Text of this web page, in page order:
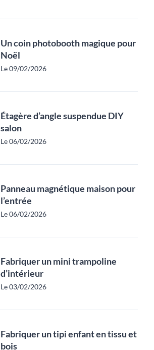
Un coin photobooth magique pour
Noël
Le 09/02/2026
Étagère d’angle suspendue DIY
salon
Le 06/02/2026
Panneau magnétique maison pour
l’entrée
Le 06/02/2026
Fabriquer un mini trampoline
d’intérieur
Le 03/02/2026
Fabriquer un tipi enfant en tissu et
bois